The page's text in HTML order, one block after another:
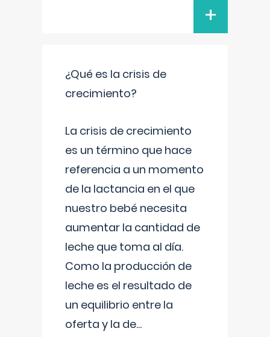
+
¿Qué es la crisis de
crecimiento?
La crisis de crecimiento
es un término que hace
referencia a un momento
de la lactancia en el que
nuestro bebé necesita
aumentar la cantidad de
leche que toma al día.
Como la producción de
leche es el resultado de
un equilibrio entre la
oferta y la de...